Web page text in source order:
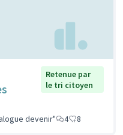
Retenue par
le tri citoyen
devenir" 4 8